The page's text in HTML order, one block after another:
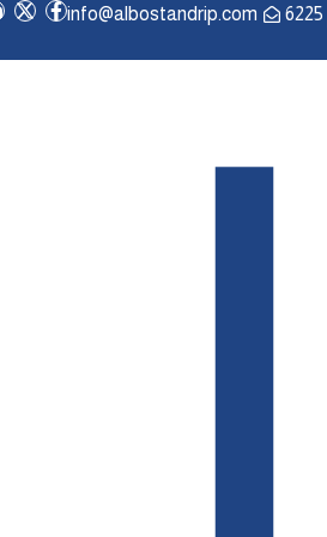
info@albostandrip.com